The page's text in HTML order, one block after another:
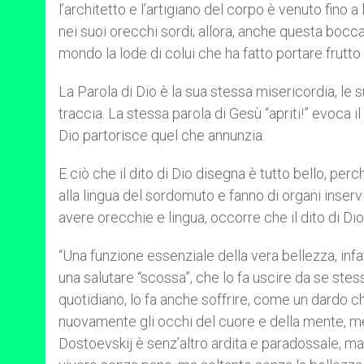
l’architetto e l’artigiano del corpo è venuto fino
nei suoi orecchi sordi; allora, anche questa
mondo la lode di colui che ha fatto portare frutto
La Parola di Dio è la sua stessa misericordia, le
traccia. La stessa parola di Gesù “apriti!” evoca
Dio partorisce quel che annunzia.
E ciò che il dito di Dio disegna è tutto bello,
alla lingua del sordomuto e fanno di organi
avere orecchie e lingua, occorre che il dito di
“Una funzione essenziale della vera bellezza,
una salutare “scossa”, che lo fa uscire da se
quotidiano, lo fa anche soffrire, come un dardo
nuovamente gli occhi del cuore e della mente,
Dostoevskij è senz’altro ardita e paradossale,